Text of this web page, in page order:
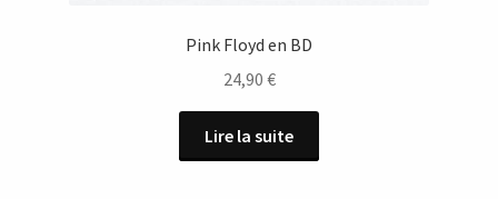
Pink Floyd en BD
24,90 €
Lire la suite